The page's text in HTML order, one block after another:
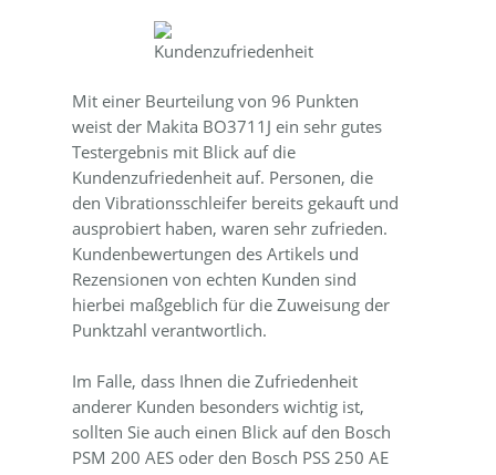
Mit einer Beurteilung von 96 Punkten
weist der Makita BO3711J ein sehr gutes
Testergebnis mit Blick auf die
Kundenzufriedenheit auf. Personen, die
den Vibrationsschleifer bereits gekauft und
ausprobiert haben, waren sehr zufrieden.
Kundenbewertungen des Artikels und
Rezensionen von echten Kunden sind
hierbei maßgeblich für die Zuweisung der
Punktzahl verantwortlich.
Im Falle, dass Ihnen die Zufriedenheit
anderer Kunden besonders wichtig ist,
sollten Sie auch einen Blick auf den Bosch
PSM 200 AES oder den Bosch PSS 250 AE